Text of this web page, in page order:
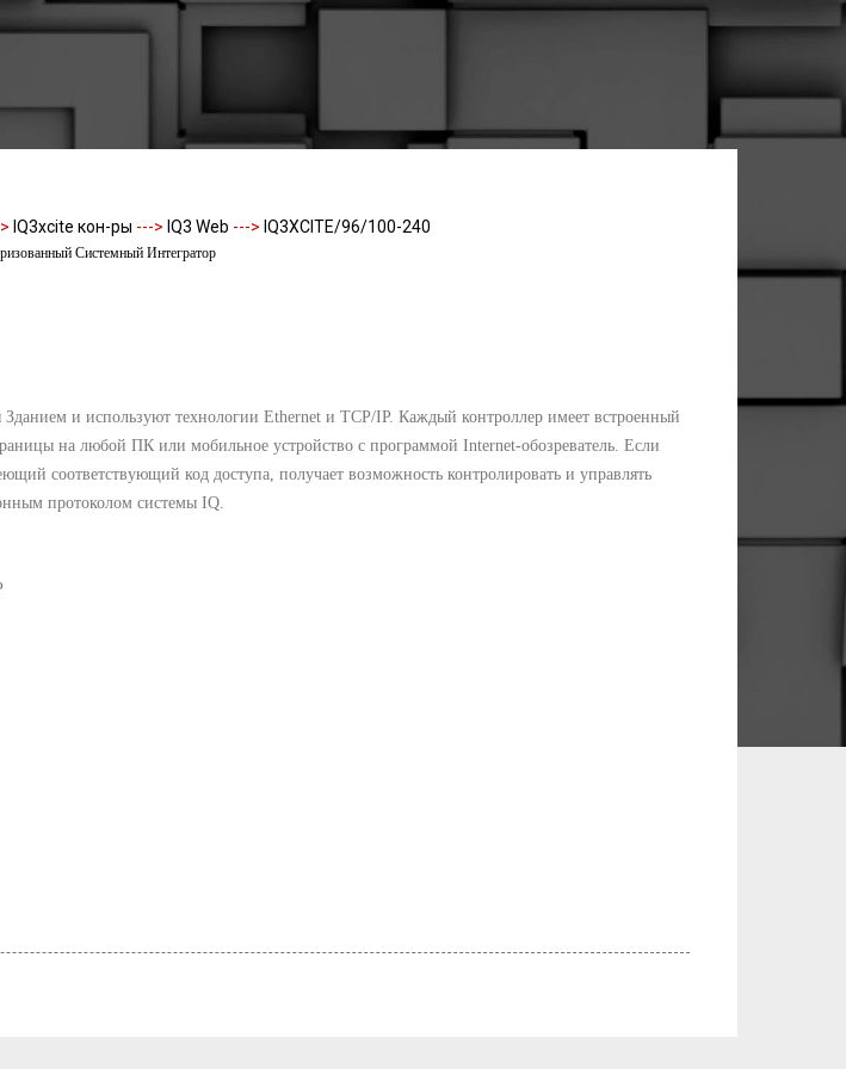
контенту
IQ3xcite кон-ры ---> IQ3 Web ---> IQ3XCITE/96/100-240
Системный Интегратор
и используют технологии Ethernet и TCP/IP. Каждый контроллер имеет встроенный
на любой ПК или мобильное устройство с программой Internet-обозреватель. Если
соответствующий код доступа, получает возможность контролировать и управлять
протоколом системы IQ.